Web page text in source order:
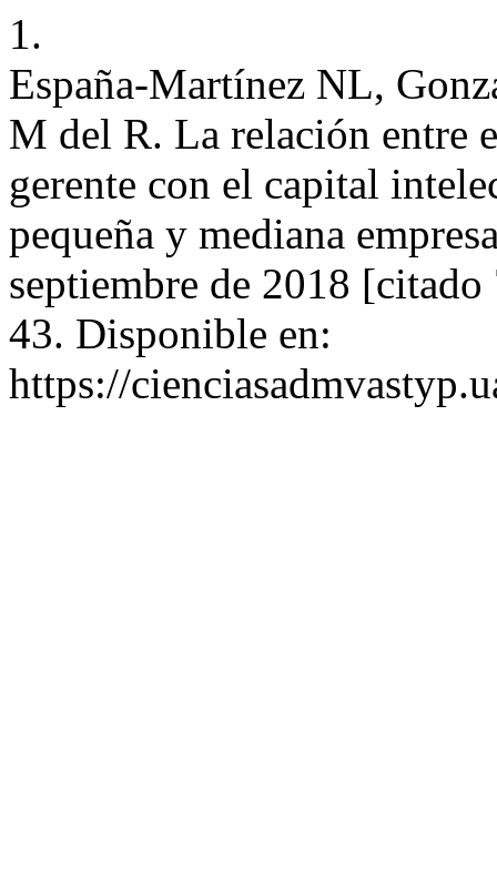
1.
España-Martínez NL,
M del R. La relación entre
gerente con el capital
pequeña y mediana
septiembre de 2018
43. Disponible en:
https://